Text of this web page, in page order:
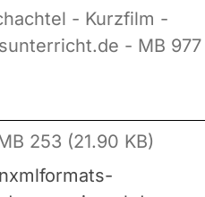
- Kurzfilm -
- MB 977
253 (21.90 KB)